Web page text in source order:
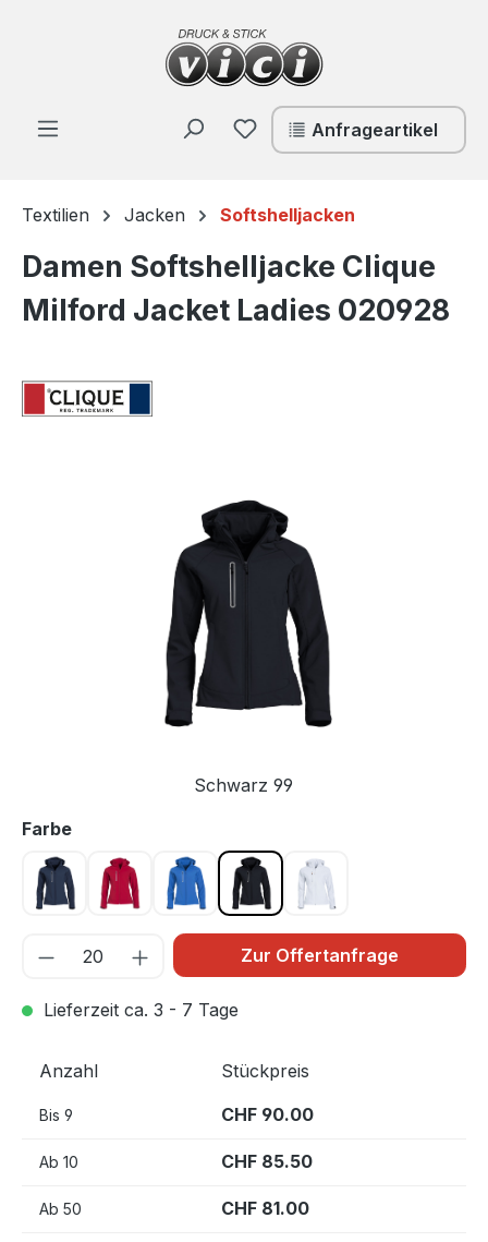
Zum Hauptinhalt springen
Du hast 0 Produkte auf
Anfrageartikel
Textilien Jacken Softshelljacken
Damen Softshelljacke Clique
Milford Jacket Ladies 020928
Bildergalerie überspringen
Schwarz 99
Farbeauswählen
Dunkel Marine 580
Red 35 Royal blue 55Schwarz 99Weiss 00
Zur Offertanfrage
Lieferzeit ca. 3 - 7 Tage
Anzahl Stückpreis
Bis 9 CHF 90.00
Ab 10 CHF 85.50
Ab 50 CHF 81.00